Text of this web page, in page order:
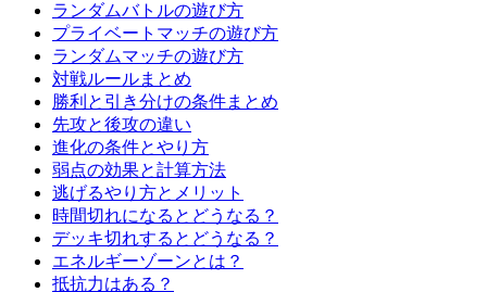
ランダムバトルの遊び方
プライベートマッチの遊び方
ランダムマッチの遊び方
対戦ルールまとめ
勝利と引き分けの条件まとめ
先攻と後攻の違い
進化の条件とやり方
弱点の効果と計算方法
逃げるやり方とメリット
時間切れになるとどうなる？
デッキ切れするとどうなる？
エネルギーゾーンとは？
抵抗力はある？